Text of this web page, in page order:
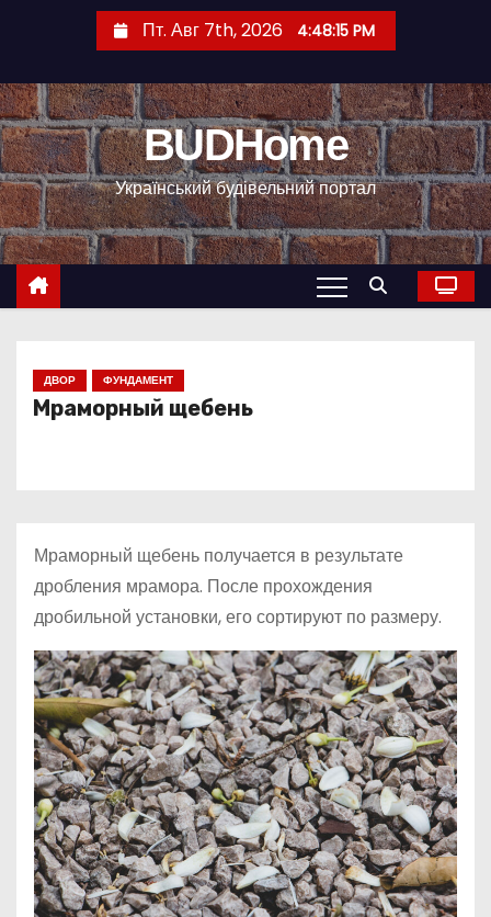
е
й
т
и
к
с
Пт. Авг 7th, 2026 4:48:15 PM
BUDHome
Український будівельний портал
ДВОР ФУНДАМЕНТ
Мраморный щебень
Мраморный щебень получается в результате
дробления мрамора. После прохождения
дробильной установки, его сортируют по размеру.